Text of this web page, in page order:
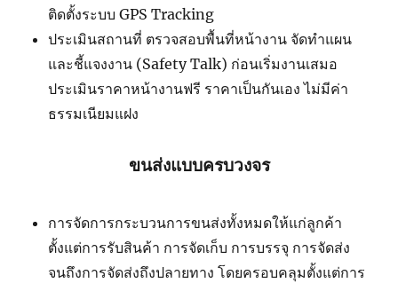
ติดตั้งระบบ GPS Tracking
ประเมินสถานที่ ตรวจสอบพื้นที่หน้างาน จัดทำแผน
และชี้แจงงาน (Safety Talk) ก่อนเริ่มงานเสมอ
ประเมินราคาหน้างานฟรี ราคาเป็นกันเอง ไม่มีค่า
ธรรมเนียมแฝง
ขนส่งแบบครบวงจร
การจัดการกระบวนการขนส่งทั้งหมดให้แก่ลูกค้า
ตั้งแต่การรับสินค้า การจัดเก็บ การบรรจุ การจัดส่ง
จนถึงการจัดส่งถึงปลายทาง โดยครอบคลุมตั้งแต่การ